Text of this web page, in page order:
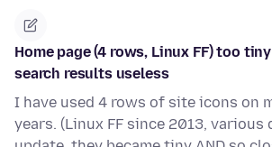
Home page (4 rows, Linux FF) too
search results useless
I have used 4 rows of site icons on
years. (Linux FF since 2013,